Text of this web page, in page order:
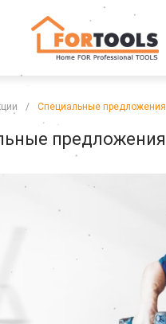
/ Специальные предложения
предложения